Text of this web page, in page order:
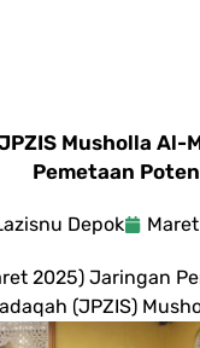
Musholla Al-
Pemetaan
Depok
2025) Jaringan
(JPZIS)